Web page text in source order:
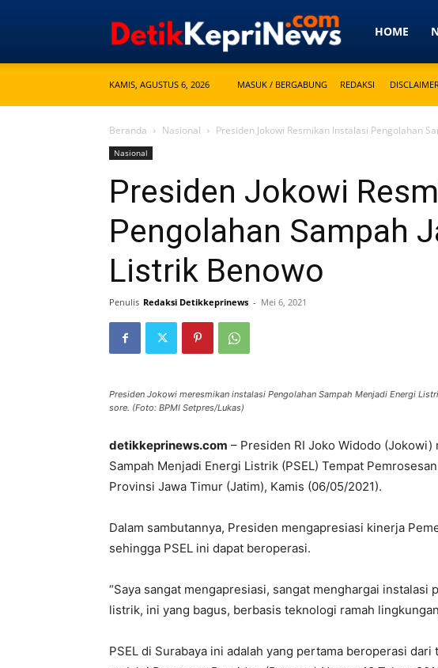
HOME
KAMIS, AGUSTUS 6, 2026 MASUK / BERGABUNG REDAKSI
Beranda Nasional Presiden Jokowi Resmikan Instalasi Pengolahan
Nasional
Presiden Jokowi
Pengolahan Sampah
Listrik Benowo
Penulis Redaksi Detikkeprinews - Mei 6, 2021
Presiden Jokowi meresmikan instalasi Pengolahan Sampah Menjadi Energi
sore. (Foto: BPMI Setpres/Lukas)
detikkeprinews.com – Presiden RI Joko Widodo
Sampah Menjadi Energi Listrik (PSEL) Tempat
Provinsi Jawa Timur (Jatim), Kamis (06/05/2021).
Dalam sambutannya, Presiden mengapresiasi kinerja
sehingga PSEL ini dapat beroperasi.
“Saya sangat mengapresiasi, sangat menghargai instalasi
listrik, ini yang bagus, berbasis teknologi ramah
PSEL di Surabaya ini adalah yang pertama beroperasi